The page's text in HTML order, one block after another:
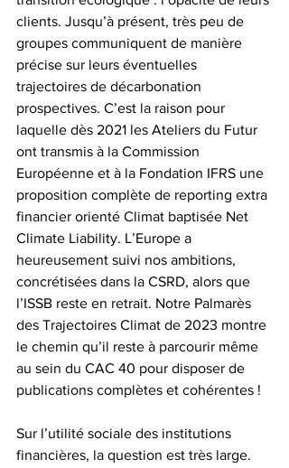
clients. Jusqu’à présent, très peu de
groupes communiquent de manière
précise sur leurs éventuelles
trajectoires de décarbonation
prospectives. C’est la raison pour
laquelle dès 2021 les Ateliers du Futur
ont transmis à la Commission
Européenne et à la Fondation IFRS une
proposition complète de reporting extra
financier orienté Climat baptisée Net
Climate Liability. L’Europe a
heureusement suivi nos ambitions,
concrétisées dans la CSRD, alors que
l’ISSB reste en retrait. Notre Palmarès
des Trajectoires Climat de 2023 montre
le chemin qu’il reste à parcourir même
au sein du CAC 40 pour disposer de
publications complètes et cohérentes !
Sur l’utilité sociale des institutions
financières, la question est très large.